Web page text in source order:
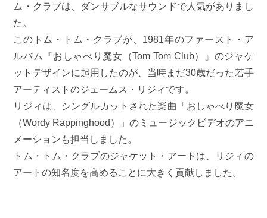
ム・クラブは、ダンサブルなサウンドで人気がありまし
た。
このトム・トム・クラブが、1981年のファースト・ア
ルバム『おしゃべり魔女（Tom Tom Club）』のジャケ
ットデザインに起用したのが、当時まだ30歳だった若手
アーティストのジェームス・リジィです。
リジィは、シングルカットされた楽曲「おしゃべり魔女
（Wordy Rappinghood）」のミュージックビデオのアニ
メーションも担当しました。
トム・トム・クラブのジャケット・アートは、リジィの
アートの知名度を高めることに大きく貢献しました。